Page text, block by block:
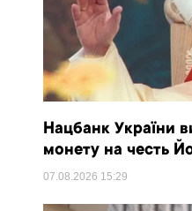
Нацбанк України
монету на честь
07.08.2026 15:29